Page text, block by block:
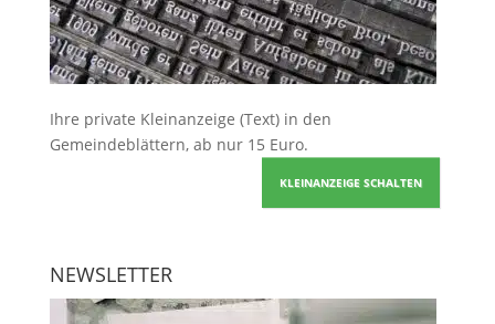
Ihre private Kleinanzeige (Text) in den
Gemeindeblättern, ab nur 15 Euro.
KLEINANZEIGE SCHALTEN
NEWSLETTER